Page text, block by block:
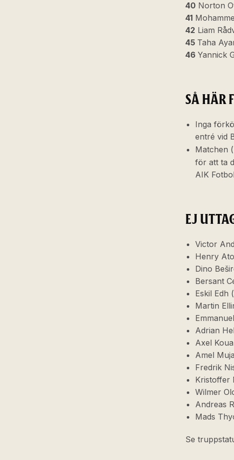
40 Norton
41
42 Liam
45 Taha
46 Yannick
SÅ HÄR
Inga
entré vid
Matchen
för att ta
AIK
EJ
Victor
Henry
Dino
Bersant
Eskil Edh
Martin
Adrian
Axel
Amel
Fredrik
Kristoffer
Wilmer
Andreas
Mads
Se